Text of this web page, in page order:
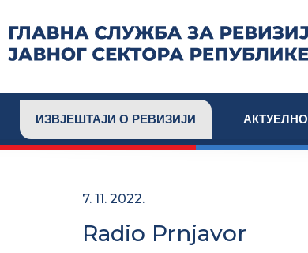
ИЗВЈЕШТАЈИ О РЕВИЗИЈИ АКТУЕЛНО
7. 11. 2022.
Radio Prnjavor